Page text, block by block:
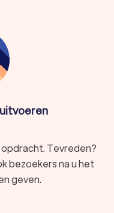
Tevreden?
bezoekers na u het
geven.